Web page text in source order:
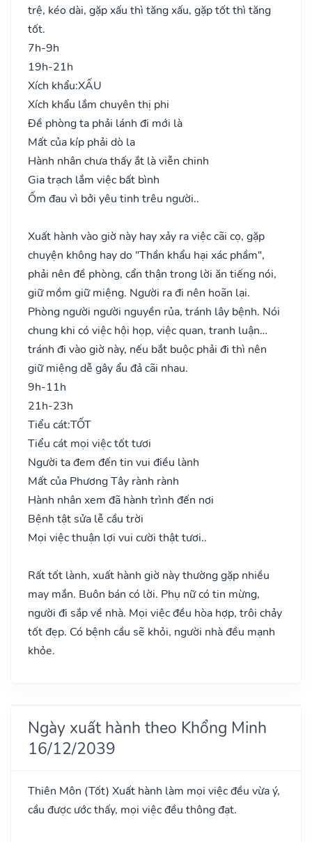
trệ, kéo dài, gặp xấu thì tăng xấu, gặp tốt thì tăng
tốt.
7h-9h
19h-21h
Xích khẩu:XẤU
Xích khẩu lắm chuyên thị phi
Đề phòng ta phải lánh đi mới là
Mất của kíp phải dò la
Hành nhân chưa thấy ắt là viễn chinh
Gia trạch lắm việc bất bình
Ốm đau vì bởi yêu tinh trêu người..
Xuất hành vào giờ này hay xảy ra việc cãi cọ, gặp
chuyện không hay do "Thần khẩu hại xác phầm",
phải nên đề phòng, cẩn thận trong lời ăn tiếng nói,
giữ mồm giữ miệng. Người ra đi nên hoãn lại.
Phòng người người nguyền rủa, tránh lây bệnh. Nói
chung khi có việc hội họp, việc quan, tranh luận…
tránh đi vào giờ này, nếu bắt buộc phải đi thì nên
giữ miệng dễ gây ẩu đả cãi nhau.
9h-11h
21h-23h
Tiểu cát:TỐT
Tiểu cát mọi việc tốt tươi
Người ta đem đến tin vui điều lành
Mất của Phương Tây rành rành
Hành nhân xem đã hành trình đến nơi
Bệnh tật sửa lễ cầu trời
Mọi việc thuận lợi vui cười thật tươi..
Rất tốt lành, xuất hành giờ này thường gặp nhiều
may mắn. Buôn bán có lời. Phụ nữ có tin mừng,
người đi sắp về nhà. Mọi việc đều hòa hợp, trôi chảy
tốt đẹp. Có bệnh cầu sẽ khỏi, người nhà đều mạnh
khỏe.
Ngày xuất hành theo Khổng Minh
16/12/2039
Thiên Môn (Tốt) Xuất hành làm mọi việc đều vừa ý,
cầu được ước thấy, mọi việc đều thông đạt.